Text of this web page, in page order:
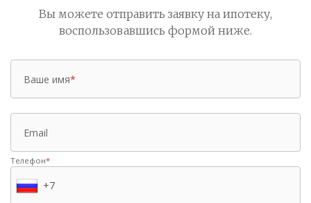
Вы можете отправить заявку на ипотеку,
воспользовавшись формой ниже.
Ваше имя*
Email
Телефон*